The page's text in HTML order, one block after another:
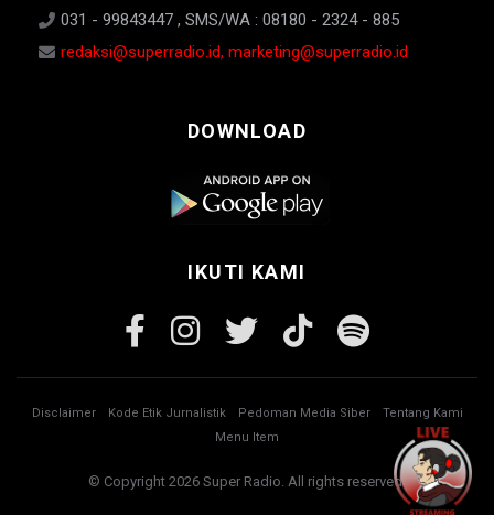
031 - 99843447 , SMS/WA : 08180 - 2324 - 885
redaksi@superradio.id, marketing@superradio.id
DOWNLOAD
IKUTI KAMI
Disclaimer Kode Etik Jurnalistik Pedoman Media Siber
Tentang Kami
Menu Item
© Copyright 2026 Super Radio. All rights reserved.